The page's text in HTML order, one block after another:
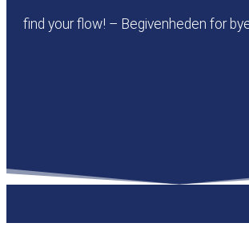
find your flow! – Begivenheden for